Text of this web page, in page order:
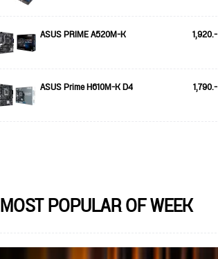
ASUS PRIME A520M-K 1,920.-
ASUS Prime H610M-K D4 1,790.-
MOST POPULAR OF WEEK